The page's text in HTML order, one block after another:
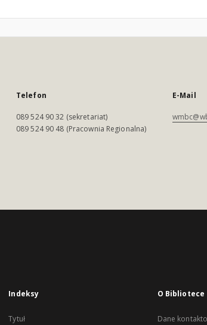
Telefon
089 524 90 32 (sekretariat)
089 524 90 48 (Pracownia Regionalna)
E-Mail
Indeksy
Tytuł
O Bibliotece
Dane